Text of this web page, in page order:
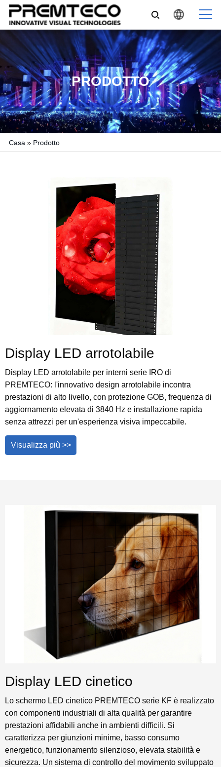
PRODOTTO
Casa » Prodotto
Display LED arrotolabile
Display LED arrotolabile per interni serie IRO di
PREMTECO: l'innovativo design arrotolabile incontra
prestazioni di alto livello, con protezione GOB, frequenza di
aggiornamento elevata di 3840 Hz e installazione rapida
senza attrezzi per un'esperienza visiva impeccabile.
Visualizza più >>
Display LED cinetico
Lo schermo LED cinetico PREMTECO serie KF è realizzato
con componenti industriali di alta qualità per garantire
prestazioni affidabili anche in ambienti difficili. Si
caratterizza per giunzioni minime, basso consumo
energetico, funzionamento silenzioso, elevata stabilità e
sicurezza. Un sistema di controllo del movimento sviluppato